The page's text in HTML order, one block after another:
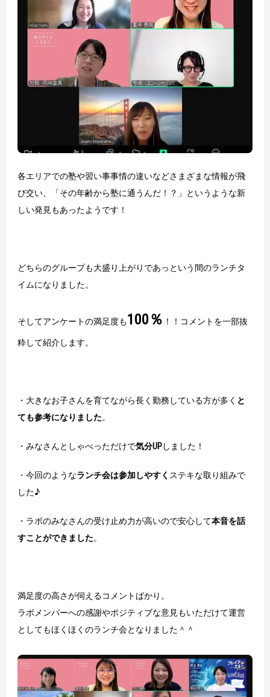
各エリアでの塾や習い事事情の違いなどさまざまな情報が飛
び交い、「その年齢から塾に通うんだ！？」というような新
しい発見もあったようです！
どちらのグループも大盛り上がりであっという間のランチタ
イムになりました。
そしてアンケートの満足度も100％ ！！コメントを一部抜
粋して紹介します。
・大きなお子さんを育てながら長く勤務している方が多く と
ても参考になりました。
・みなさんとしゃべっただけで気分UPしました！
・今回のようなランチ会は参加しやすく ステキな取り組みで
した♪
・ラボのみなさんの受け止め力が高いので安心して本音を話
すことができました。
満足度の高さが伺えるコメントばかり。
ラボメンバーへの感謝やポジティブな意見もいただけて運営
としてもほくほくのランチ会となりました＾＾